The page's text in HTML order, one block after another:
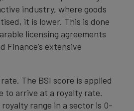
industry, where goods
it is lower. This is done
licensing agreements
Finance’s extensive
The BSI score is applied
to arrive at a royalty rate.
range in a sector is 0-